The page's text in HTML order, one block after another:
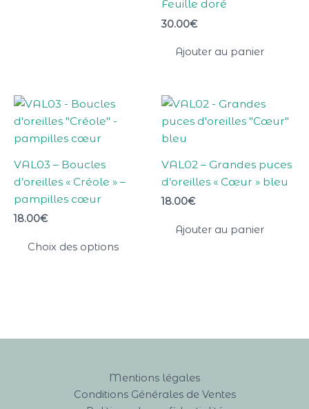
Feuille doré
30.00€
Ajouter au panier
VAL03 – Boucles
d’oreilles « Créole » –
pampilles cœur
18.00€
Choix des options
produit
variations.
options
peuvent
VAL02 – Grandes puces
d’oreilles « Cœur » bleu
18.00€
Ajouter au panier
Mentions légales
Conditions Générales de Ventes